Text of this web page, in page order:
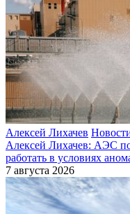
Алексей Лихачев
Алексей Лихачев: АЭС
работать в условиях
7 августа 2026